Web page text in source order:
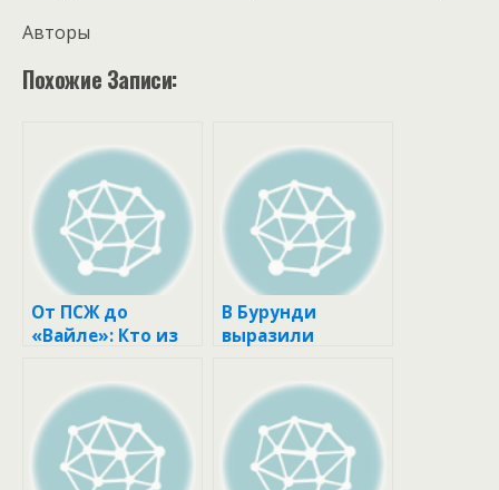
Авторы
Похожие Записи:
От ПСЖ до
«Вайле»: Кто из
футболистов
выступает в
Европе :: Футбол ::
РБК Спорт
В Бурунди
выразили
со сборной
России по
футболу ::
Футбол :: РБК
Спорт